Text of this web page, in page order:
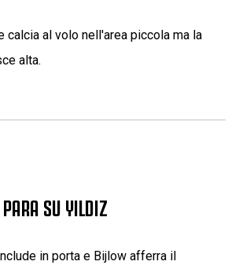
calcia al volo nell'area piccola ma la
alta.
SU YILDIZ
in porta e Bijlow afferra il